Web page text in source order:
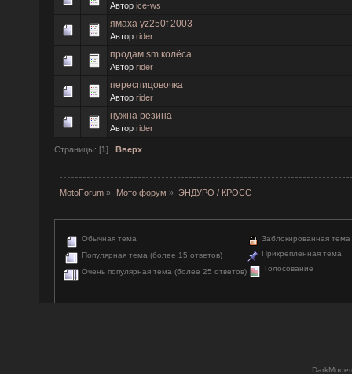
Автор ice-ws
ямаха yz250f 2003
Автор rider
продам sm колёса
Автор rider
переспицовочка
Автор rider
нужна резина
Автор rider
Страницы: [1] Вверх
MotoForum » Мото форум » ЭНДУРО / КРОСС
Обычная тема
Популярная тема (более 15 ответов)
Очень популярная тема (более 25 ответов)
Заблокированная тема
Прикрепленная тема
Голосование